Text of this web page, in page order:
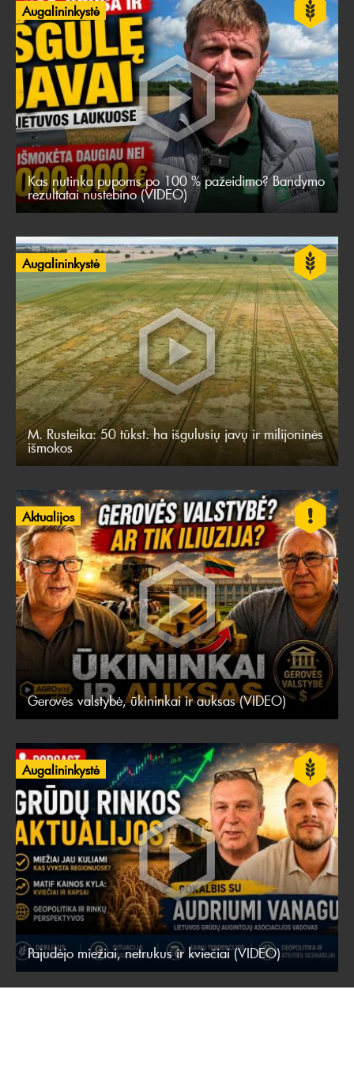
Augalininkystė
Kas nutinka pupoms po 100 % pažeidimo? Bandymo
rezultatai nustebino (VIDEO)
Augalininkystė
M. Rusteika: 50 tūkst. ha išgulusių javų ir milijoninės
išmokos
Aktualijos
Gerovės valstybė, ūkininkai ir auksas (VIDEO)
Augalininkystė
Pajudėjo miežiai, netrukus ir kviečiai (VIDEO)